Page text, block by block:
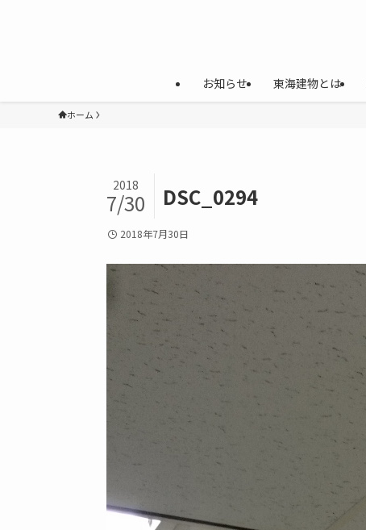
お知らせ 東海建物とは
ホーム
DSC_0294
2018
7/30
2018年7月30日